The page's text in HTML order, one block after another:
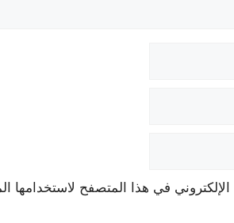
في هذا المتصفح لاستخدامها